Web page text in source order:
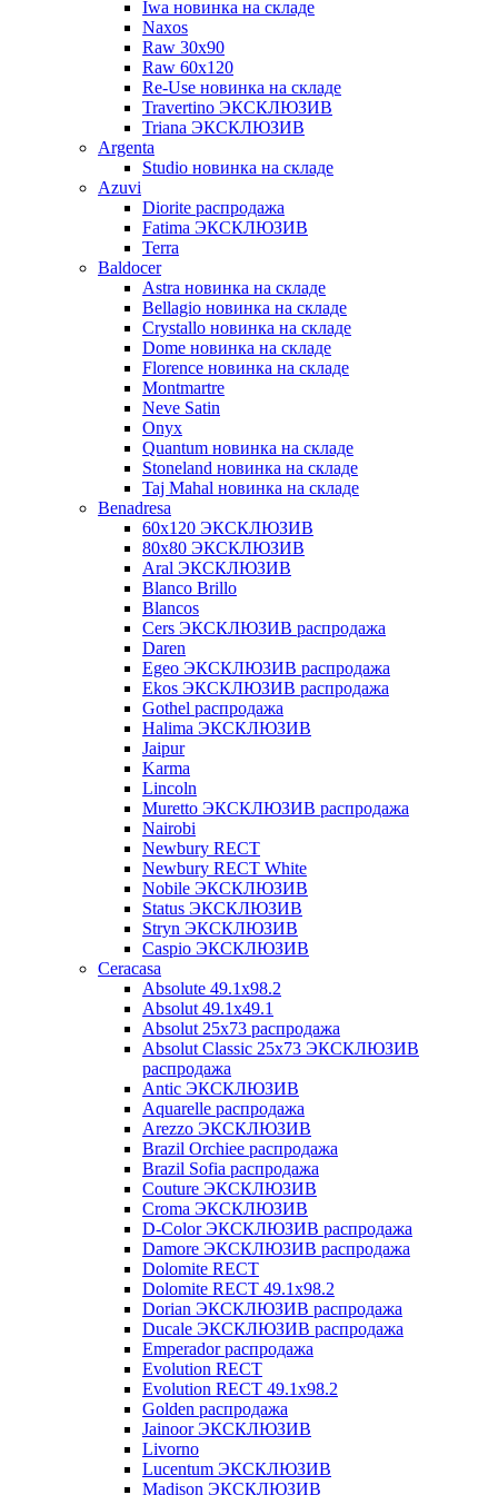
Iwa новинка на складе
Naxos
Raw 30x90
Raw 60х120
Re-Use новинка на складе
Travertino ЭКСКЛЮЗИВ
Triana ЭКСКЛЮЗИВ
Argenta
Studio новинка на складе
Azuvi
Diorite распродажа
Fatima ЭКСКЛЮЗИВ
Terra
Baldoсer
Astra новинка на складе
Bellagio новинка на складе
Crystallo новинка на складе
Dome новинка на складе
Florence новинка на складе
Montmartre
Neve Satin
Onyx
Quantum новинка на складе
Stoneland новинка на складе
Taj Mahal новинка на складе
Benadresa
60х120 ЭКСКЛЮЗИВ
80х80 ЭКСКЛЮЗИВ
Aral ЭКСКЛЮЗИВ
Blanco Brillo
Blancos
Cers ЭКСКЛЮЗИВ распродажа
Daren
Egeo ЭКСКЛЮЗИВ распродажа
Ekos ЭКСКЛЮЗИВ распродажа
Gothel распродажа
Halima ЭКСКЛЮЗИВ
Jaipur
Karma
Lincoln
Muretto ЭКСКЛЮЗИВ распродажа
Nairobi
Newbury RECT
Newbury RECT White
Nobile ЭКСКЛЮЗИВ
Status ЭКСКЛЮЗИВ
Stryn ЭКСКЛЮЗИВ
Сaspio ЭКСКЛЮЗИВ
Ceracasa
Absolute 49.1x98.2
Absolut 49.1x49.1
Absolut 25x73 распродажа
Absolut Classic 25x73 ЭКСКЛЮЗИВ
распродажа
Antic ЭКСКЛЮЗИВ
Aquarelle распродажа
Arezzo ЭКСКЛЮЗИВ
Brazil Orchiee распродажа
Brazil Sofia распродажа
Couture ЭКСКЛЮЗИВ
Croma ЭКСКЛЮЗИВ
D-Color ЭКСКЛЮЗИВ распродажа
Damore ЭКСКЛЮЗИВ распродажа
Dolomite RECT
Dolomite RECT 49.1x98.2
Dorian ЭКСКЛЮЗИВ распродажа
Ducale ЭКСКЛЮЗИВ распродажа
Emperador распродажа
Evolution RECT
Evolution RECT 49.1x98.2
Golden распродажа
Jainoor ЭКСКЛЮЗИВ
Livorno
Lucentum ЭКСКЛЮЗИВ
Madison ЭКСКЛЮЗИВ